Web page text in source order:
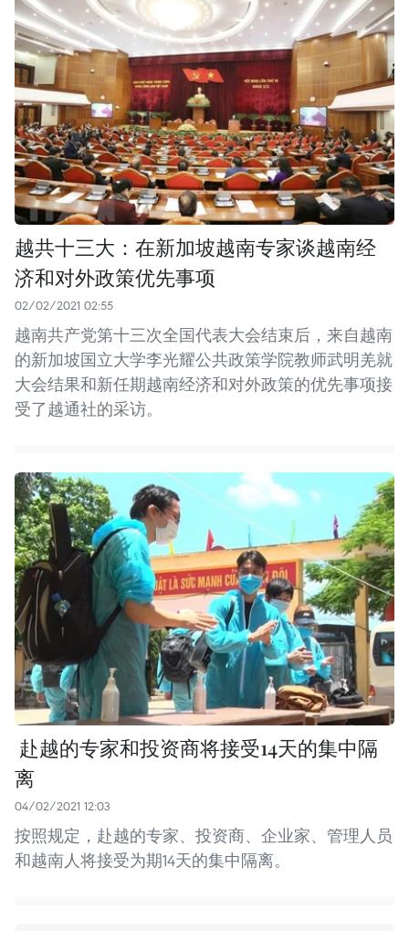
越共十三大：在新加坡越南专家谈越南经
济和对外政策优先事项
02/02/2021 02:55
越南共产党第十三次全国代表大会结束后，来自越南
的新加坡国立大学李光耀公共政策学院教师武明羌就
大会结果和新任期越南经济和对外政策的优先事项接
受了越通社的采访。
​ 赴越的专家和投资商将接受14天的集中隔
离
04/02/2021 12:03
按照规定，赴越的专家、投资商、企业家、管理人员
和越南人将接受为期14天的集中隔离。